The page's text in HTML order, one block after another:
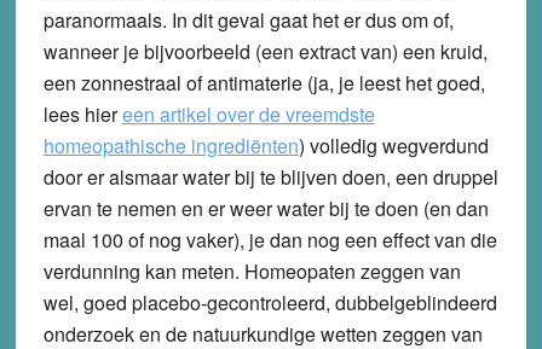
paranormaals. In dit geval gaat het er dus om of,
wanneer je bijvoorbeeld (een extract van) een kruid,
een zonnestraal of antimaterie (ja, je leest het goed,
lees hiereen artikel over de vreemdste
homeopathische ingrediënten) volledig wegverdund
door er alsmaar water bij te blijven doen, een druppel
ervan te nemen en er weer water bij te doen (en dan
maal 100 of nog vaker), je dan nog een effect van die
verdunning kan meten. Homeopaten zeggen van
wel, goed placebo-gecontroleerd, dubbelgeblindeerd
onderzoek en de natuurkundige wetten zeggen van